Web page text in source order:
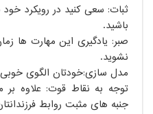
ثبات: سعی کنید در رویکرد
باشید.
صبر: یادگیری این مهارت ها
نشوید.
مدل سازی:خودتان الگوی
توجه به نقاط قوت: علاوه
جنبه های مثبت روابط